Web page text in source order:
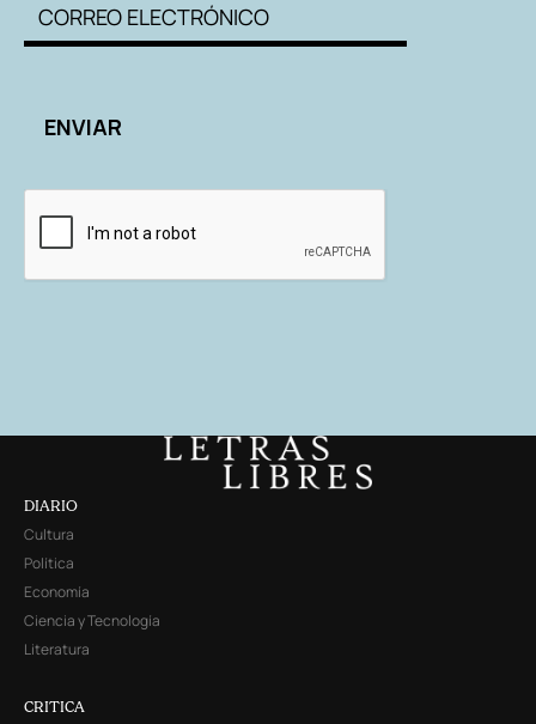
DIARIO
Cultura
Política
Economía
Ciencia y Tecnología
Literatura
CRITICA